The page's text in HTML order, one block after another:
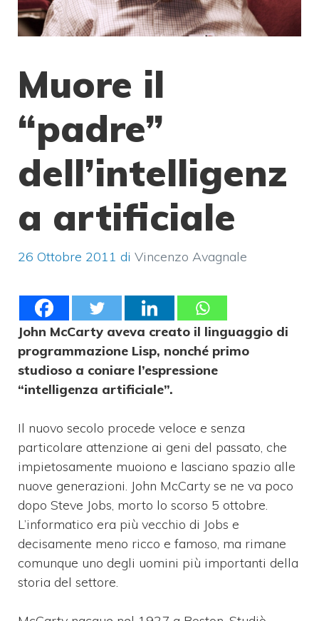
Muore il
“padre”
dell’intelligenz
a artificiale
26 Ottobre 2011 di Vincenzo Avagnale
John McCarty aveva creato il linguaggio di
programmazione Lisp, nonché primo
studioso a coniare l’espressione
“intelligenza artificiale”.
Il nuovo secolo procede veloce e senza
particolare attenzione ai geni del passato, che
impietosamente muoiono e lasciano spazio alle
nuove generazioni. John McCarty se ne va poco
dopo Steve Jobs, morto lo scorso 5 ottobre.
L’informatico era più vecchio di Jobs e
decisamente meno ricco e famoso, ma rimane
comunque uno degli uomini più importanti della
storia del settore.